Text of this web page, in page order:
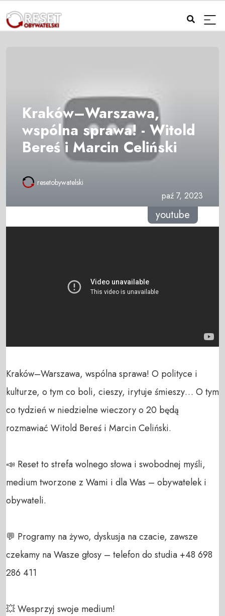
Kraków–Warszawa,
wspólna sprawa! - Witold
Bereś i Marcin Celiński
resetobywatelski
paź 7, 2023
youtube
Kraków–Warszawa, wspólna sprawa! O polityce i
kulturze, o tym co boli, cieszy, irytuje śmieszy… O tym
co tydzień w niedzielne wieczory o 20 będą
rozmawiać Witold Bereś i Marcin Celiński.
📣 Reset to strefa wolnego słowa i swobodnej myśli,
medium tworzone z Wami i dla Was – obywatelek i
obywateli.
💬 Programy na żywo, dyskusja na czacie, zawsze
czekamy na Wasze głosy – telefon do studia +48 698
286 411
💥 Wesprzyj swoje medium!